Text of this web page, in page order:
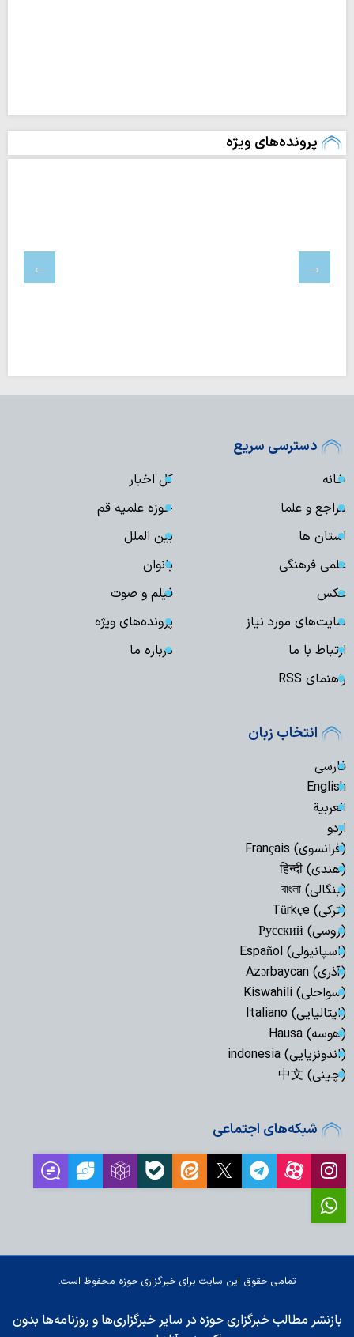
پرونده‌های ویژه
دسترسی سریع
خانه
کل اخبار
مراجع و علما
حوزه علمیه قم
استان ها
بین الملل
علمی فرهنگی
بانوان
عکس
فیلم و صوت
سایت‌های مورد نیاز
پرونده‌های ویژه
ارتباط با ما
درباره ما
راهنمای RSS
انتخاب زبان
فارسی
English
العربیة
اردو
(فرانسوی) Français
(هندی) हिन्दी
(بنگالی) বাংলা
(ترکی) Türkçe
(روسی) Русский
(اسپانیولی) Español
(آذری) Azərbaycan
(سواحلی) Kiswahili
(ایتالیایی) Italiano
(هوسه) Hausa
(اندونزیایی) indonesia
(چینی) 中文
شبکه‌های اجتماعی
تمامی حقوق این سایت برای خبرگزاری حوزه محفوظ است.
بازنشر مطالب خبرگزاری حوزه در سایر خبرگزاری‌ها و روزنامه‌ها بدون